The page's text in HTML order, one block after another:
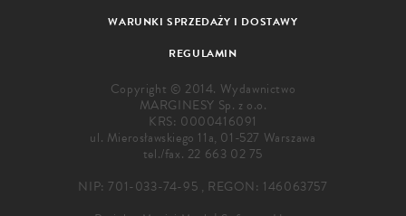
WARUNKI SPRZEDAŻY I DOSTAWY
REGULAMIN
Copyright © 2014. Wydawnictwo
MARGINESY Sp. z o.o.
KRS: 0000416091
ul. Mierosławskiego 11a, 01-527 Warszawa
tel./fax. 22 663 02 75
NIP: 701-033-74-95 , REGON: 146063757